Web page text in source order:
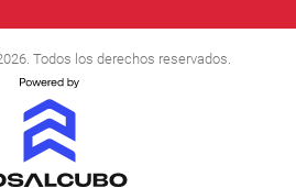
Todos los derechos reservados.